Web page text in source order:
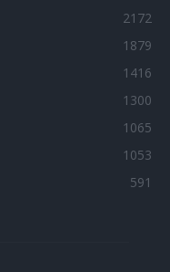
2172
1879
1416
1300
1065
1053
591